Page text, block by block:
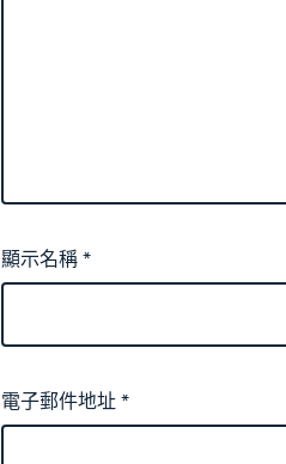
顯示名稱*
電子郵件地址*